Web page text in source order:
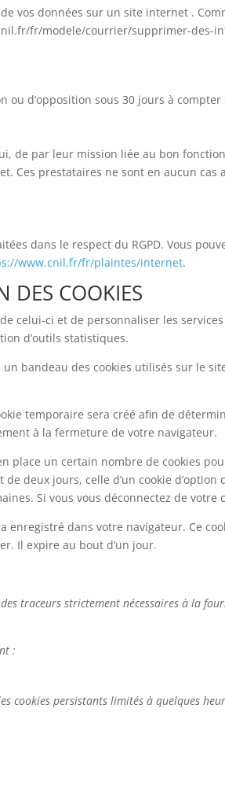
vos données sur un site internet .
fr/modele/courrier/supprimer-
ou d’opposition sous 30 jours à
de par leur mission liée au bon
Ces prestataires ne sont en aucun cas
dans le respect du RGPD. Vous
www.cnil.fr/fr/plaintes/internet.
DES COOKIES
ci et de personnaliser les
d’outils statistiques.
bandeau des cookies utilisés sur le
temporaire sera créé afin de
à la fermeture de votre navigateur.
place un certain nombre de cookies
deux jours, celle d’un cookie d’option
Si vous vous déconnectez de votre
dans votre navigateur. Ce
Il expire au bout d’un jour.
traceurs strictement nécessaires à la
:
cookies persistants limités à quelques